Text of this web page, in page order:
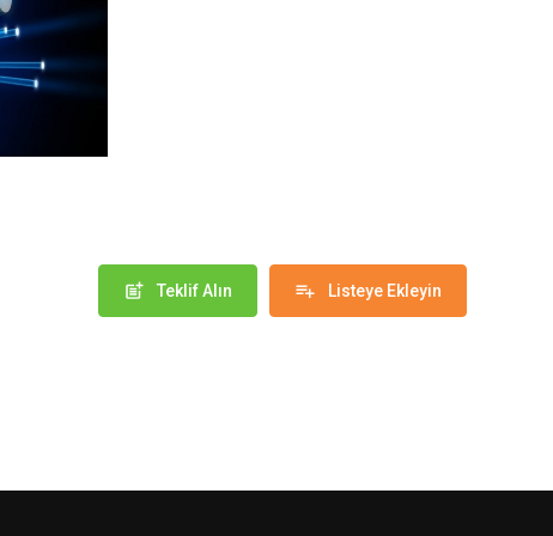
post_add Teklif Alın playlist_add Listeye Ekleyin